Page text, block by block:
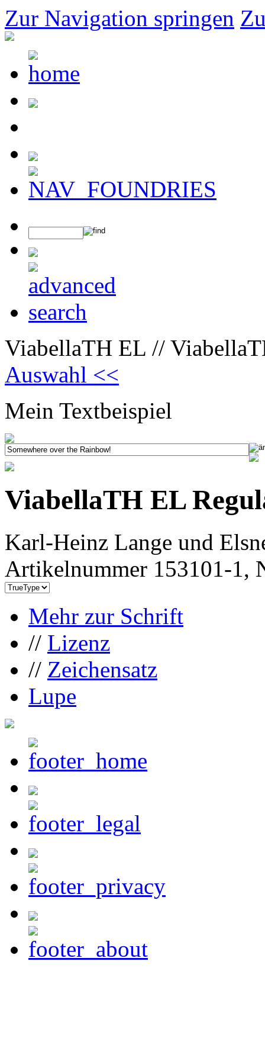
Zur Navigation springen
ViabellaTH EL //
Auswahl <<
Mein Textbeispiel
ViabellaTH EL
Karl-Heinz Lange und
Artikelnummer 153101-1,
Mehr zur Schrift
// Lizenz
// Zeichensatz
Lupe